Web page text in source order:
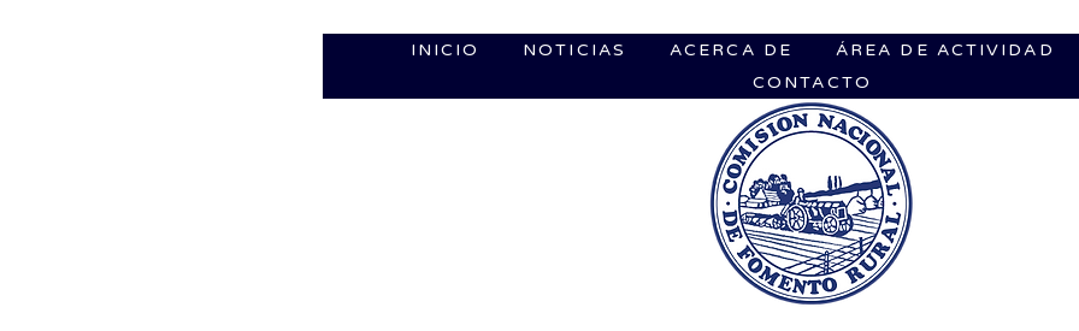
INICIO NOTICIAS ACERCA DE ÁREA DE ACTIVIDAD
CONTACTO